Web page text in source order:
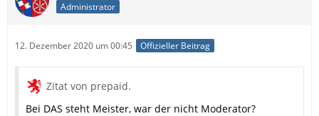
Administrator
12. Dezember 2020 um 00:45 Offizieller Beitrag
Zitat von prepaid.
Bei DAS steht Meister, war der nicht Moderator?